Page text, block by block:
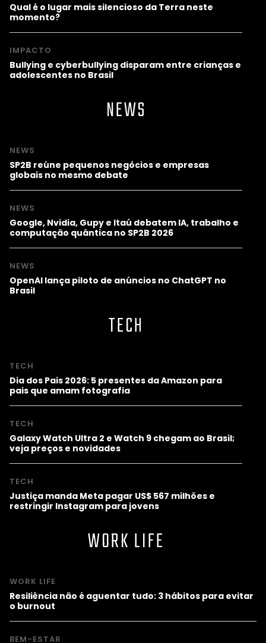
Qual é o lugar mais silencioso da Terra neste
momento?
IMPACTO
Bullying e cyberbullying disparam entre crianças e
adolescentes no Brasil
NEWS
NEWS
SP2B reúne pequenos negócios e empresas
globais no mesmo debate
NEWS
Google, Nvidia, Gupy e Itaú debatem IA, trabalho e
computação quântica no SP2B 2026
NEWS
OpenAI lança piloto de anúncios no ChatGPT no
Brasil
TECH
TECH
Dia dos Pais 2026: 5 presentes da Amazon para
pais que amam fotografia
TECH
Galaxy Watch Ultra 2 e Watch 9 chegam ao Brasil;
veja preços e novidades
TECH
Justiça manda Meta pagar US$ 567 milhões e
restringir Instagram para jovens
WORK LIFE
WORK LIFE
Resiliência não é aguentar tudo: 3 hábitos para evitar
o burnout
BEM-ESTAR